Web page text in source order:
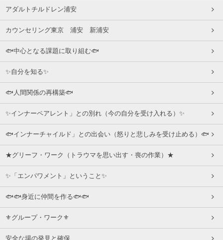
アダルトチルドレン浦安
カウンセリング東京 浦安 新浦安
🐟中心となる課題に取り組む🐟
✨自分を知る✨
🐟人間関係の再構築🐟
✨インナーペアレント」との別れ（今の自分を受け入れる）✨
🐟インナーチャイルド」との出会い（怒りと悲しみを受け止める）🐟
★グリーフ・ワーク（トラウマを思い出す・喪の作業）★
✨「エンパワメント」ということ✨
🐟🐟身近に仲間を作る🐟🐟
⚜グループ・ワーク⚜